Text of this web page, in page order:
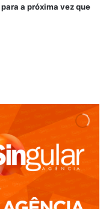
a próxima vez que